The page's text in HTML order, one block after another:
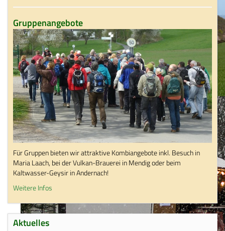
Gruppenangebote
Für Gruppen bieten wir attraktive Kombiangebote inkl. Besuch in
Maria Laach, bei der Vulkan-Brauerei in Mendig oder beim
Kaltwasser-Geysir in Andernach!
Weitere Infos
Aktuelles